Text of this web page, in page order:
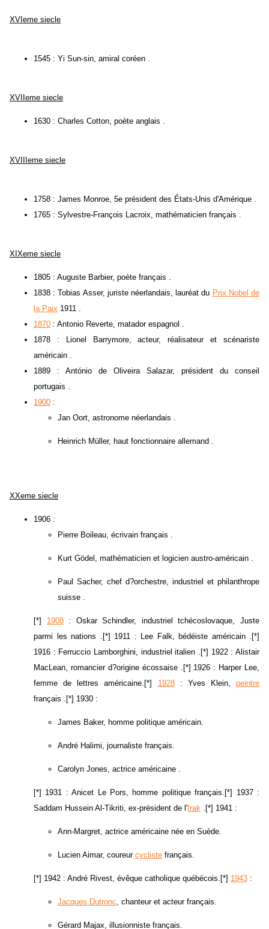
XVIeme siecle
1545 : Yi Sun-sin, amiral coréen .
XVIIeme siecle
1630 : Charles Cotton, poète anglais .
XVIIIeme siecle
1758 : James Monroe, 5e président des États-Unis d'Amérique .
1765 : Sylvestre-François Lacroix, mathématicien français .
XIXeme siecle
1805 : Auguste Barbier, poète français .
1838 : Tobias Asser, juriste néerlandais, lauréat du Prix Nobel de
la Paix 1911 .
1870 : Antonio Reverte, matador espagnol .
1878 : Lionel Barrymore, acteur, réalisateur et scénariste
américain .
1889 : António de Oliveira Salazar, président du conseil
portugais .
1900 :
Jan Oort, astronome néerlandais .
Heinrich Müller, haut fonctionnaire allemand .
XXeme siecle
1906 :
Pierre Boileau, écrivain français .
Kurt Gödel, mathématicien et logicien austro-américain .
Paul Sacher, chef d?orchestre, industriel et philanthrope
suisse .
[*] 1908: Oskar Schindler, industriel tchécoslovaque, Juste
parmi les nations .[*] 1911 : Lee Falk, bédéiste américain .[*]
1916 : Ferruccio Lamborghini, industriel italien .[*] 1922 : Alistair
MacLean, romancier d?origine écossaise .[*] 1926 : Harper Lee,
femme de lettres américaine.[*] 1928: Yves Klein, peintre
français .[*] 1930 :
James Baker, homme politique américain.
André Halimi, journaliste français.
Carolyn Jones, actrice américaine .
[*] 1931 : Anicet Le Pors, homme politique français.[*] 1937 :
Saddam Hussein Al-Tikriti, ex-président de l' Irak .[*] 1941 :
Ann-Margret, actrice américaine née en Suède.
Lucien Aimar, coureur cycliste français.
[*] 1942 : André Rivest, évêque catholique québécois.[*] 1943 :
Jacques Dutronc, chanteur et acteur français.
Gérard Majax, illusionniste français.